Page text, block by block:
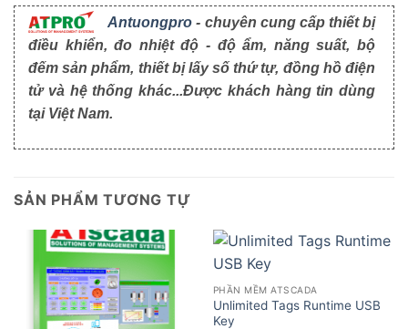
Antuongpro - chuyên cung cấp thiết bị
điều khiển, đo nhiệt độ - độ ẩm, năng suất, bộ
đếm sản phẩm, thiết bị lấy số thứ tự, đồng hồ điện
tử và hệ thống khác...Được khách hàng tin dùng
tại Việt Nam.
SẢN PHẨM TƯƠNG TỰ
PHẦN MỀM ATSCADA
Unlimited Tags Runtime USB
Key